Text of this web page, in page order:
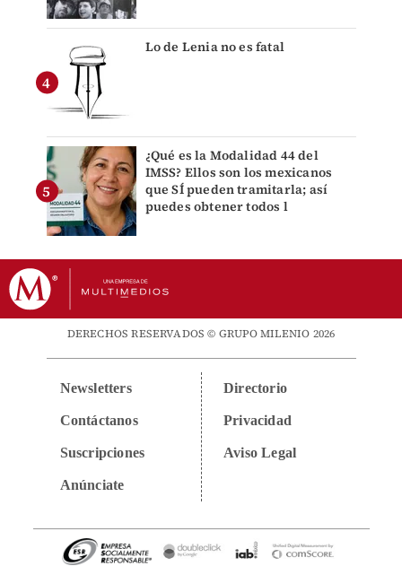
Lo de Lenia no es fatal
¿Qué es la Modalidad 44 del
IMSS? Ellos son los mexicanos
que SÍ pueden tramitarla; así
puedes obtener todos l
DERECHOS RESERVADOS © GRUPO MILENIO 2026
Newsletters
Contáctanos
Suscripciones
Anúnciate
Directorio
Privacidad
Aviso Legal